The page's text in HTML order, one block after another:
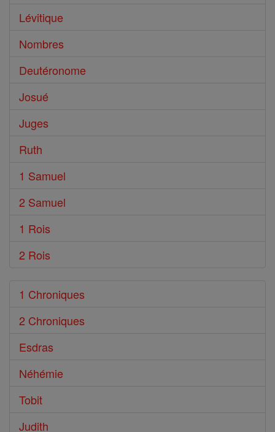
Lévitique
Nombres
Deutéronome
Josué
Juges
Ruth
1 Samuel
2 Samuel
1 Rois
2 Rois
1 Chroniques
2 Chroniques
Esdras
Néhémie
Tobit
Judith